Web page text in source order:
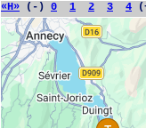
«H» (-) 0 1 2 3 4